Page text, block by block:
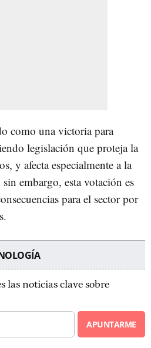
como una victoria para
legislación que proteja la
y afecta especialmente a la
embargo, esta votación es
para el sector por
las noticias clave sobre
APUNTARME